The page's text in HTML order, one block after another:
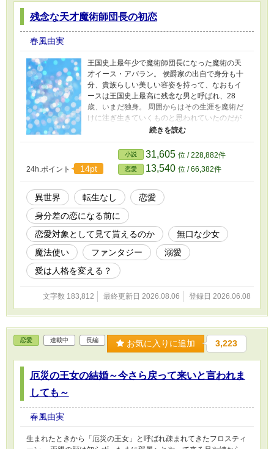
残念な天才魔術師団長の初恋
春風由実
王国史上最年少で魔術師団長になった魔術の天
才イース・アバラン。 侯爵家の出自で身分も十
分、貴族らしい美しい容姿を持って、なおもイ
ースは王国史上最高に残念な男と呼ばれ、28
歳、いまだ独身。 周囲からはその生涯を魔術だ
けに注ぎ生きていくものと思われていたのだが
──。 魔術師団の副団長カシアは見た。 ある日
騎士団からの要請で王都の貧民街へと出向いた
その日。 あのイース・アバランが恋に落ちたと
ころを──。 それからというもの、あんなに残念
だったイースは、別人のように変わっていく。
これが恋の力かと周りは驚きと共に囁いている
のだが。 副団長カシアは、相変わらずイースに
振り回されて、大変な目に合って──。 団長イー
スは、生まれも身分も魔力の質も、何もかもが
異なる無口な少女と心を交わすことが出来るの
か。 副団長カシアに安寧な日々はやって来るか
──？ ※題名に印がある回は、視点が変わりま
す。
24h.ポイント 14pt
小説 31,605 位 / 228,882件
恋愛 13,540 位 / 66,382件
異世界 転生なし
恋愛
身分差の恋になる前に
恋愛対象として見て貰えるのか
無口な少女
魔法使い
ファンタジー
溺愛
愛は人格を変える？
文字数 183,812 最終更新日 2026.08.06 登録日 2026.06.08
恋愛 連載中 長編 お気に入りに追加 3,223
厄災の王女の結婚～今さら戻って来いと言われま
しても～
春風由実
生まれたときから「厄災の王女」と呼ばれ疎まれてきたフロスティ